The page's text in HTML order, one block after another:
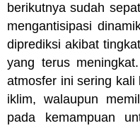
berikutnya sudah
mengantisipasi
diprediksi akibat
yang terus
atmosfer ini sering kali
iklim, walaupun
pada kemampuan